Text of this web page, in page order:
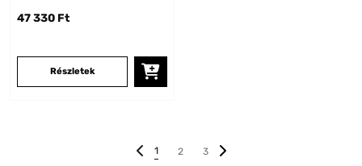
47 330 Ft
Részletek
1 2 3